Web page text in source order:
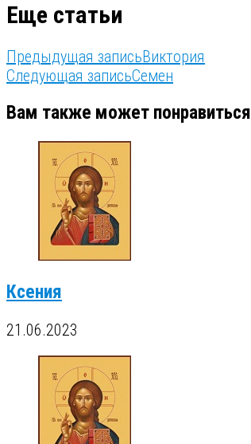
Еще статьи
Предыдущая записьВиктория
Следующая записьСемен
Вам также может понравиться
Ксения
21.06.2023